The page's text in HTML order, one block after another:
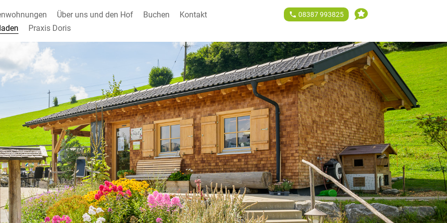
Über uns und den Hof Buchen
Kontakt
Praxis Doris
phone 08387 993825